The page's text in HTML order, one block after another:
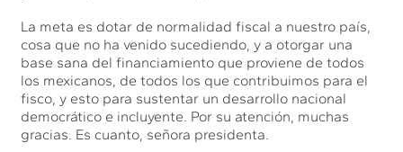
La meta es dotar de normalidad fiscal a nuestro país,
cosa que no ha venido sucediendo, y a otorgar una
base sana del financiamiento que proviene de todos
los mexicanos, de todos los que contribuimos para el
fisco, y esto para sustentar un desarrollo nacional
democrático e incluyente. Por su atención, muchas
gracias. Es cuanto, señora presidenta.